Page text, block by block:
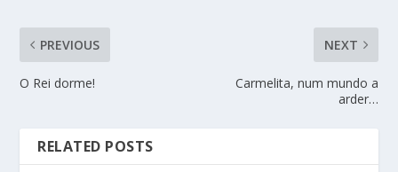
PREVIOUS
O Rei dorme!
NEXT
Carmelita, num mundo a
arder…
RELATED POSTS